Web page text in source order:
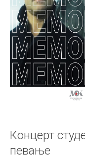
Концерт
певање